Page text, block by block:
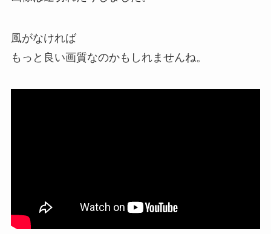
風がなければ
もっと良い画質なのかもしれませんね。